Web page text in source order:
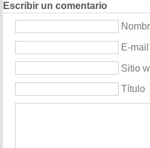
Escribir un comentario
E-mail
Sitio
Título